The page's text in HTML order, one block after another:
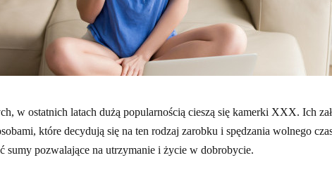
w ostatnich latach dużą popularnością cieszą się kamerki XXX. Ich
które decydują się na ten rodzaj zarobku i spędzania wolnego
sumy pozwalające na utrzymanie i życie w dobrobycie.